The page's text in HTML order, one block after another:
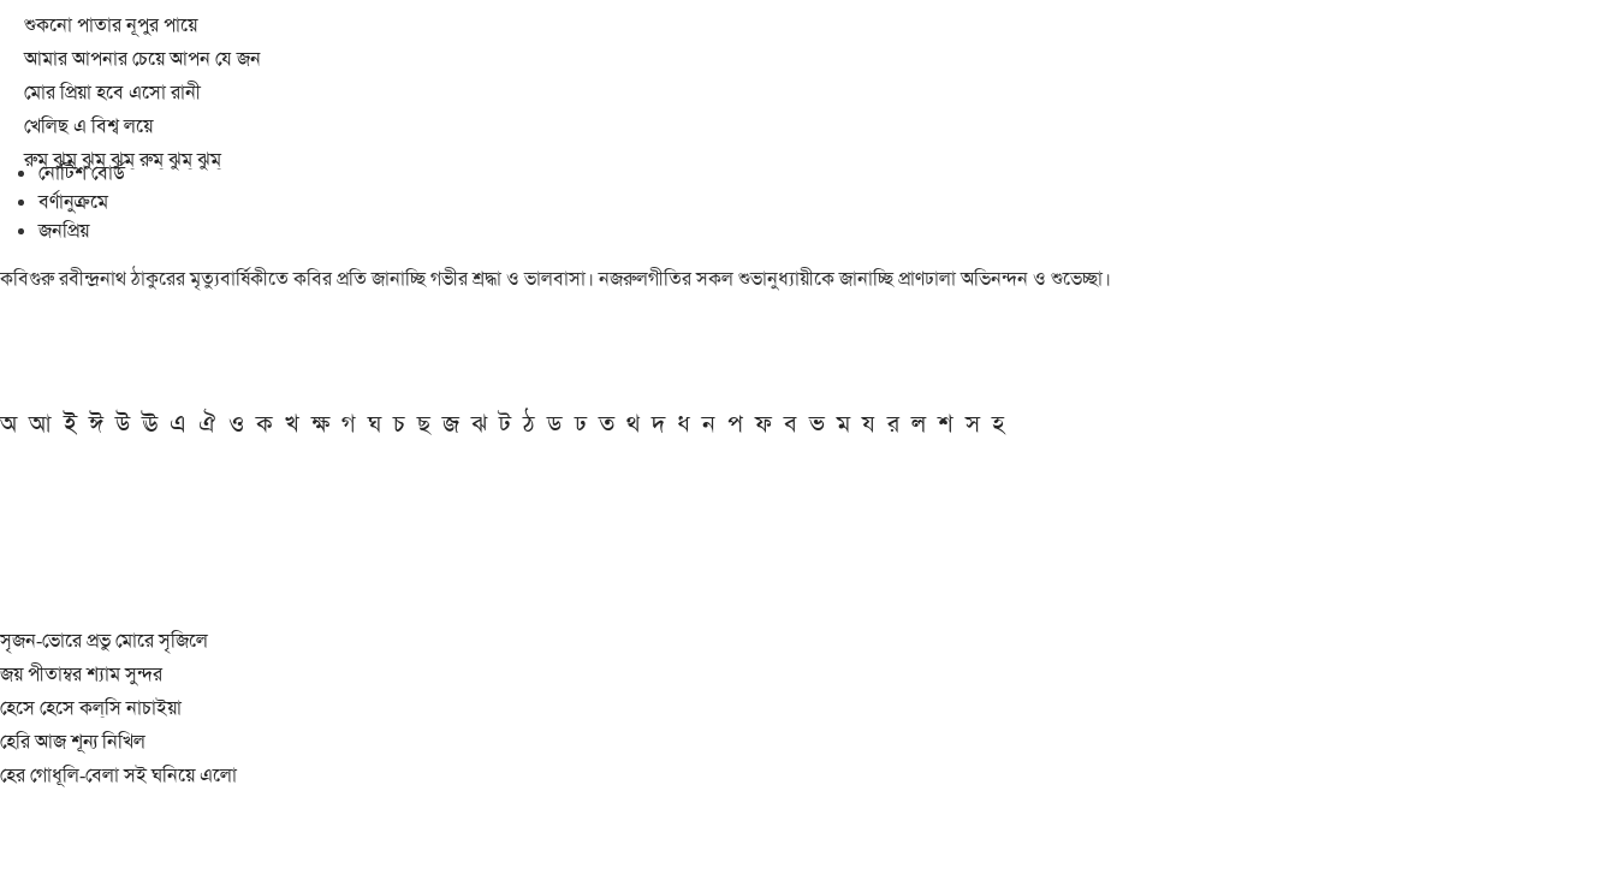
শুকনো পাতার নূপুর পায়ে
আমার আপনার চেয়ে আপন যে জন
মোর প্রিয়া হবে এসো রানী
খেলিছ এ বিশ্ব লয়ে
রুম্ ঝুম্ ঝুম্ ঝুম্ রুম্ ঝুম্ ঝুম্
নোটিশ বোর্ড
বর্ণানুক্রমে
জনপ্রিয়
কবিগুরু রবীন্দ্রনাথ ঠাকুরের মৃত্যুবার্ষিকীতে কবির প্রতি জানাচ্ছি গভীর শ্রদ্ধা ও ভালবাসা। নজরুলগীতির সকল শুভানুধ্যায়ীকে জানাচ্ছি প্রাণঢালা অভিনন্দন ও শুভেচ্ছা।
অ আ ই ঈ উ ঊ এ ঐ ও ক খ ক্ষ গ ঘ চ ছ জ ঝ ট ঠ ড ঢ ত থ দ ধ ন প ফ ব ভ ম য র ল শ স হ
সৃজন-ভোরে প্রভু মোরে সৃজিলে
জয় পীতাম্বর শ্যাম সুন্দর
হেসে হেসে কল্‌সি নাচাইয়া
হেরি আজ শূন্য নিখিল
হের গোধূলি-বেলা সই ঘনিয়ে এলো